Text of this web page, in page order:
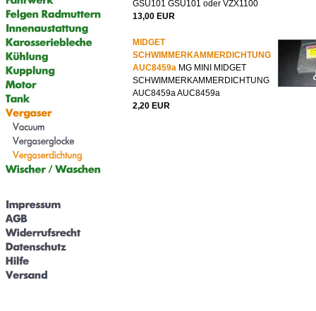
GSU101 GSU101 oder VZX1100
13,00 EUR
MIDGET
SCHWIMMERKAMMERDICHTUNG
AUC8459a MG MINI MIDGET
SCHWIMMERKAMMERDICHTUNG
AUC8459a AUC8459a
2,20 EUR